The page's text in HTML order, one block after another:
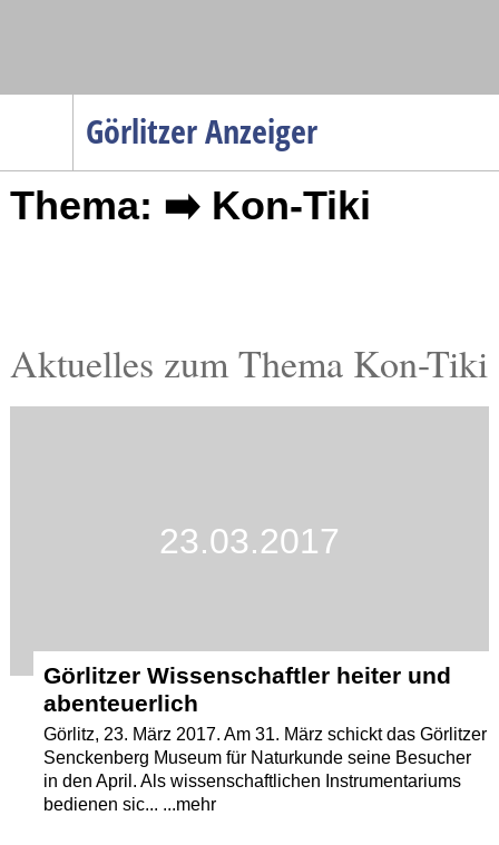
Görlitzer Anzeiger
Menüpunkte
Startseite
Verkehr
Thema: ➡️ Kon-Tiki
Aktuelles zum Thema Kon-Tiki
23.03.2017
Görlitzer Wissenschaftler heiter und
abenteuerlich
Görlitz, 23. März 2017. Am 31. März schickt das Görlitzer
Senckenberg Museum für Naturkunde seine Besucher
in den April. Als wissenschaftlichen Instrumentariums
bedienen sic... ...mehr